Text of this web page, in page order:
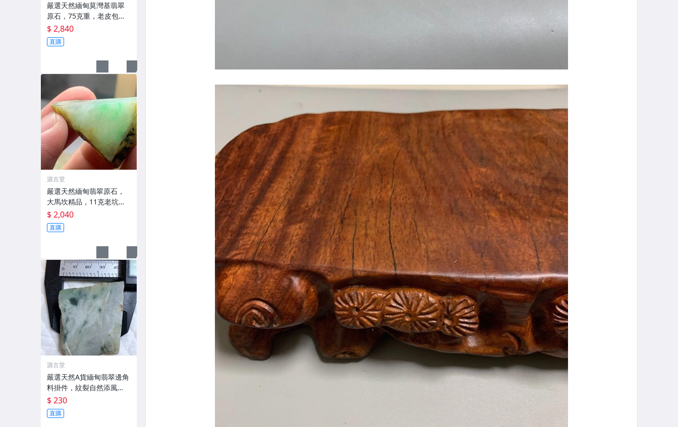
嚴選天然緬甸莫灣基翡翠
原石，75克重，老皮包
裹，種水極佳起冰，油潤
度高適合收藏。請詳觀視
頻與圖片確認。 天然翡
翠、緬甸翡翠、莫灣基
$ 2,840
直購
源古堂
嚴選天然緬甸翡翠原石，
大馬坎精品，11克老坑
種，飄色水頭佳，起冰裂
少，尺寸詳情請查視頻與
圖片，實物見證天然之
美。翡翠、大馬坎、飄色
$ 2,040
直購
源古堂
嚴選天然A貨緬甸翡翠邊角
料掛件，紋裂自然添風
采。支持退換，誠信保
證。 天然翡翠掛件、紋裂
美學、邊角料
$ 230
直購